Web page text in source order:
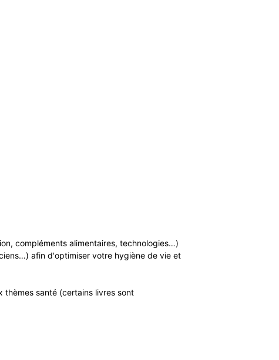
compléments alimentaires, technologies…)
afin d'optimiser votre hygiène de vie et
thèmes santé (certains livres sont